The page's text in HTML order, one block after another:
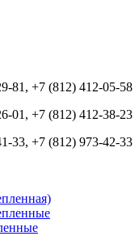
81, +7 (812) 412-05-58
01, +7 (812) 412-38-23
33, +7 (812) 973-42-33